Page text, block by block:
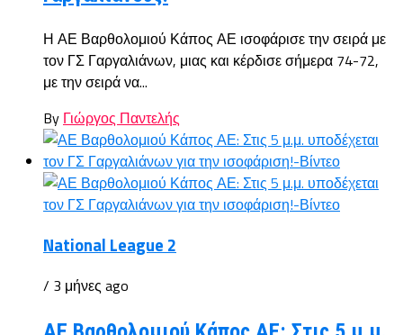
Η ΑΕ Βαρθολομιού Κάπος ΑΕ ισοφάρισε την σειρά με
τον ΓΣ Γαργαλιάνων, μιας και κέρδισε σήμερα 74-72,
με την σειρά να...
By Γιώργος Παντελής
National League 2
/ 3 μήνες ago